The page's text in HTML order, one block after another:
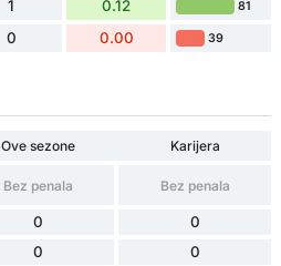
1 0.12 81
0 0.00 39
Ove sezone
Karijera
Bez penala Bez penala
0 0
0 0